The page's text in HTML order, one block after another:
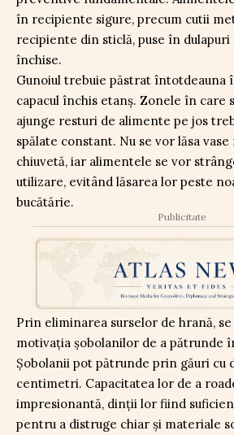
în recipiente sigure, precum cutii
recipiente din sticlă, puse în dulapuri
închise.
Gunoiul trebuie păstrat întotdeauna
capacul închis etanș. Zonele în care
ajunge resturi de alimente pe jos
spălate constant. Nu se vor lăsa
chiuvetă, iar alimentele se vor
utilizare, evitând lăsarea lor peste
bucătărie.
Publicitate
Prin eliminarea surselor de hrană,
motivația șobolanilor de a pătrunde
Șobolanii pot pătrunde prin găuri cu
centimetri. Capacitatea lor de a
impresionantă, dinții lor fiind
pentru a distruge chiar și materiale